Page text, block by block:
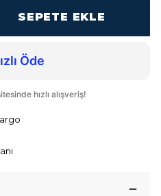
SEPETE EKLE